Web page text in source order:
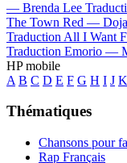
— Brenda Lee
The Town Red —
Traduction All I Want
Traduction Emorio —
HP mobile
A B C D E F G H I J K
Thématiques
Chansons pour
Rap Français